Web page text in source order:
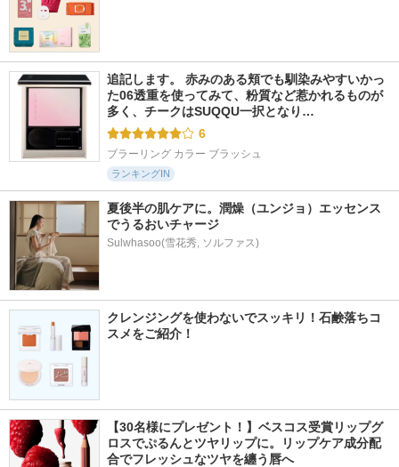
追記します。 赤みのある頬でも馴染みやすいかっ
た06透重を使ってみて、粉質など惹かれるものが
多く、チークはSUQQU一択となり…
6
ブラーリング カラー ブラッシュ
ランキングIN
夏後半の肌ケアに。潤燥（ユンジョ）エッセンス
でうるおいチャージ
Sulwhasoo(雪花秀, ソルファス)
クレンジングを使わないでスッキリ！石鹸落ちコ
スメをご紹介！
【30名様にプレゼント！】ベスコス受賞リップグ
ロスでぷるんとツヤリップに。リップケア成分配
合でフレッシュなツヤを纏う唇へ